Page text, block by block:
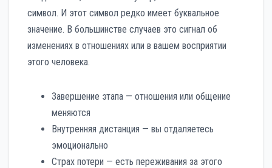
символ. И этот символ редко имеет буквальное
значение. В большинстве случаев это сигнал об
изменениях в отношениях или в вашем восприятии
этого человека.
Завершение этапа — отношения или общение
меняются
Внутренняя дистанция — вы отдаляетесь
эмоционально
Страх потери — есть переживания за этого